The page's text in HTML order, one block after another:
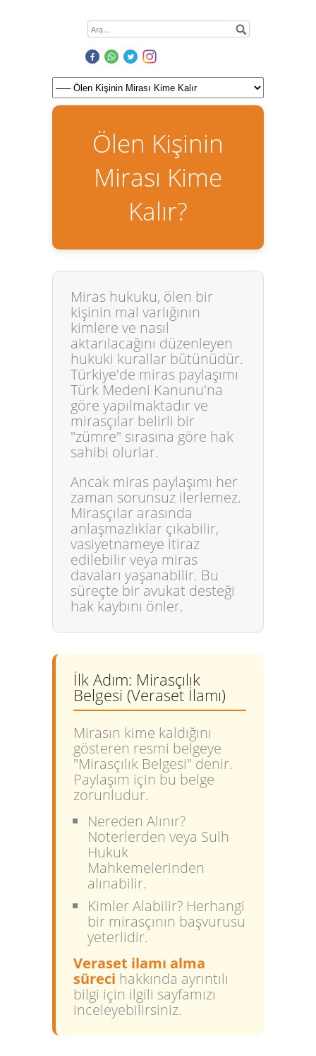
Ölen Kişinin
Mirası Kime
Kalır?
Miras hukuku, ölen bir
kişinin mal varlığının
kimlere ve nasıl
aktarılacağını düzenleyen
hukuki kurallar bütünüdür.
Türkiye'de miras paylaşımı
Türk Medeni Kanunu'na
göre yapılmaktadır ve
mirasçılar belirli bir
"zümre" sırasına göre hak
sahibi olurlar.
Ancak miras paylaşımı her
zaman sorunsuz ilerlemez.
Mirasçılar arasında
anlaşmazlıklar çıkabilir,
vasiyetnameye itiraz
edilebilir veya miras
davaları yaşanabilir. Bu
süreçte bir avukat desteği
hak kaybını önler.
İlk Adım: Mirasçılık
Belgesi (Veraset İlamı)
Mirasın kime kaldığını
gösteren resmi belgeye
"Mirasçılık Belgesi" denir.
Paylaşım için bu belge
zorunludur.
Nereden Alınır?
Noterlerden veya Sulh
Hukuk
Mahkemelerinden
alınabilir.
Kimler Alabilir? Herhangi
bir mirasçının başvurusu
yeterlidir.
Veraset ilamı alma
süreci hakkında ayrıntılı
bilgi için ilgili sayfamızı
inceleyebilirsiniz.